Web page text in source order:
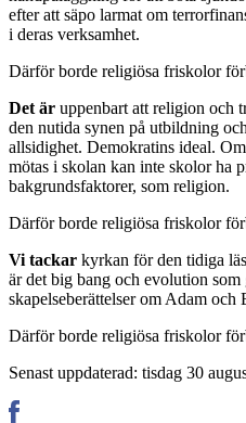
efter att säpo larmat om
i deras verksamhet.
Därför borde religiösa friskolor
Det är uppenbart att religion och
den nutida synen på utbildning
allsidighet. Demokratins ideal.
mötas i skolan kan inte skolor ha
bakgrundsfaktorer, som religion.
Därför borde religiösa friskolor
Vi tackar kyrkan för den tidiga
är det big bang och evolution
skapelseberättelser om Adam
Därför borde religiösa friskolor
Senast uppdaterad: tisdag 30